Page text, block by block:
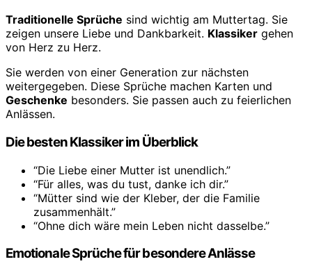
Traditionelle Sprüche sind wichtig am Muttertag. Sie
zeigen unsere Liebe und Dankbarkeit. Klassiker gehen
von Herz zu Herz.
Sie werden von einer Generation zur nächsten
weitergegeben. Diese Sprüche machen Karten und
Geschenke besonders. Sie passen auch zu feierlichen
Anlässen.
Die besten Klassiker im Überblick
“Die Liebe einer Mutter ist unendlich.”
“Für alles, was du tust, danke ich dir.”
“Mütter sind wie der Kleber, der die Familie
zusammenhält.”
“Ohne dich wäre mein Leben nicht dasselbe.”
Emotionale Sprüche für besondere Anlässe